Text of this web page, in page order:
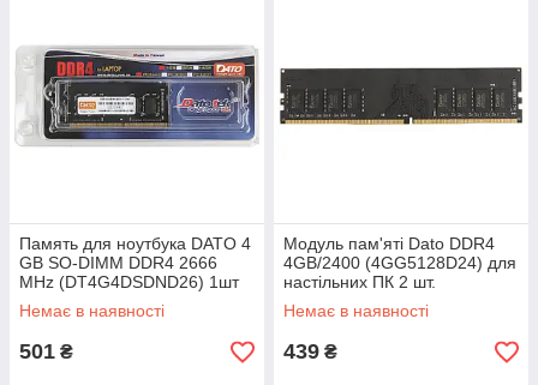
Память для ноутбука DATO 4
GB SO-DIMM DDR4 2666
MHz (DT4G4DSDND26) 1шт
Немає в наявності
501 ₴
Модуль пам'яті Dato DDR4
4GB/2400 (4GG5128D24) для
настільних ПК 2 шт.
Немає в наявності
439 ₴